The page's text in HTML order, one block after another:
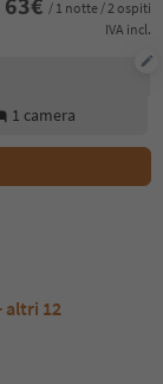
/ 1 notte / 2 ospiti
IVA incl.
1 camera
altri 12